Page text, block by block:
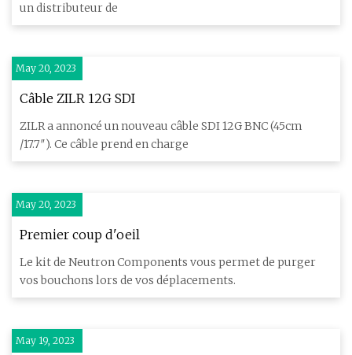
un distributeur de
May 20, 2023
Câble ZILR 12G SDI
ZILR a annoncé un nouveau câble SDI 12G BNC (45cm
/17.7″). Ce câble prend en charge
May 20, 2023
Premier coup d'oeil
Le kit de Neutron Components vous permet de purger
vos bouchons lors de vos déplacements.
May 19, 2023